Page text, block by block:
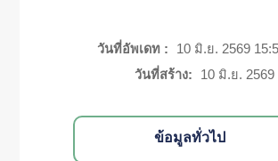
วันที่อัพเดท :
10 มิ.ย. 2569
วันที่สร้าง:
10 มิ.ย. 2569
ข้อมูลทั่วไป